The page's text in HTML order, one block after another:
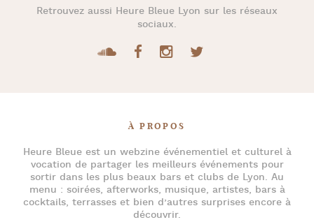
Retrouvez aussi Heure Bleue Lyon sur les réseaux
sociaux.
À PROPOS
Heure Bleueest un webzine événementiel et culturel à
vocation de partager les meilleurs événements pour
sortir dans les plus beaux bars et clubs de Lyon. Au
menu : soirées, afterworks, musique, artistes, bars à
cocktails, terrasses et bien d’autres surprises encore à
découvrir.